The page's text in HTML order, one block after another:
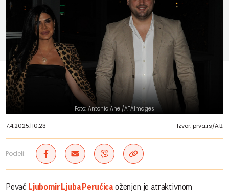
Foto: Antonio Ahel/ATAImages
7.4.2025.|10:23 Izvor: prva.rs/A.B.
Podeli:
Pevač Ljubomir Ljuba Perućica oženjen je atraktivnom